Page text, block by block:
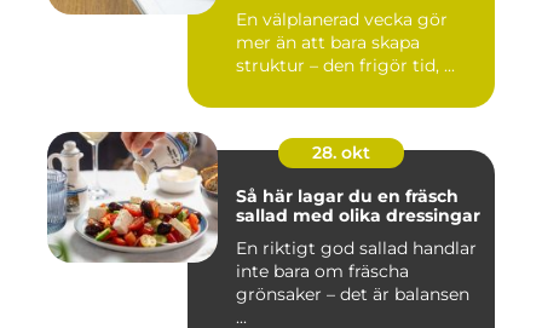
En välplanerad vecka gör
mer än att bara skapa
struktur – den frigör tid, ...
28. okt
Så här lagar du en fräsch
sallad med olika dressingar
En riktigt god sallad handlar
inte bara om fräscha
grönsaker – det är balansen
...